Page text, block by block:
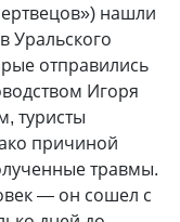
нашли
Уральского
отправились
Игоря
туристы
причиной
травмы.
— он сошел с